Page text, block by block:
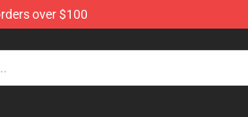
over $100